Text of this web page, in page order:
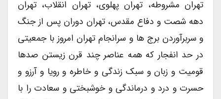
تهران مشروطه، تهران پهلوی، تهران انقلاب، تهران
دهه شصت و دفاع مقدس، تهران دوران پس از جنگ
و سربرآوردن برج ها و سرانجام تهران امروز با جمعیتی
در حد انفجار که همه عناصر چند قرن زیستن صدها
قومیت و زبان و سبک زندگی و خاطره و رویا و آرزو و
حسرت و درد و درماندگی و خوشبختی و سعادت را با